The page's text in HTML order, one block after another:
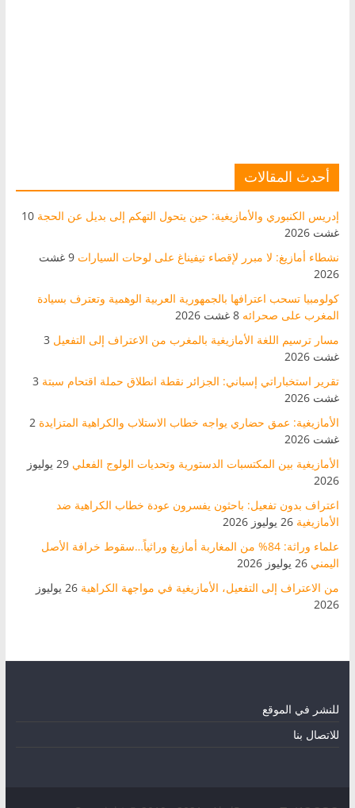
أحدث المقالات
إدريس الكنبوري والأمازيغية: حين يتحول التهكم إلى بديل عن الحجة 10
غشت 2026
نشطاء أمازيغ: لا مبرر لإقصاء تيفيناغ على لوحات السيارات
9 غشت
2026
كولومبيا تسحب اعترافها بالجمهورية العربية الوهمية وتعترف بسيادة
المغرب على صحرائه 8 غشت 2026
مسار ترسيم اللغة الأمازيغية بالمغرب من الاعتراف إلى التفعيل 3
غشت 2026
تقرير استخباراتي إسباني: الجزائر نقطة انطلاق حملة اقتحام سبتة 3
غشت 2026
الأمازيغية: عمق حضاري يواجه خطاب الاستلاب والكراهية المتزايدة 2
غشت 2026
الأمازيغية بين المكتسبات الدستورية وتحديات الولوج الفعلي
29 يوليوز
2026
اعتراف بدون تفعيل: باحثون يفسرون عودة خطاب الكراهية ضد
الأمازيغية 26 يوليوز 2026
علماء وراثة: 84% من المغاربة أمازيغ وراثياً…سقوط خرافة الأصل
اليمني 26 يوليوز 2026
من الاعتراف إلى التفعيل، الأمازيغية في مواجهة الكراهية
26 يوليوز
2026
للنشر في الموقع
للاتصال بنا